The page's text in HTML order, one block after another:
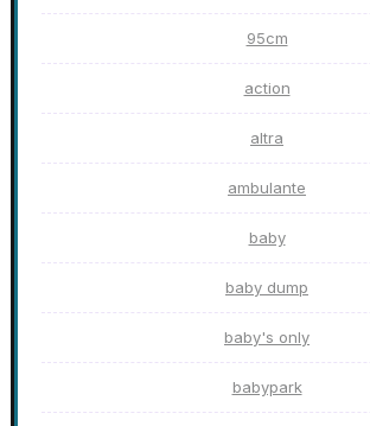
95cm
action
altra
ambulante
baby
baby dump
baby's only
babypark